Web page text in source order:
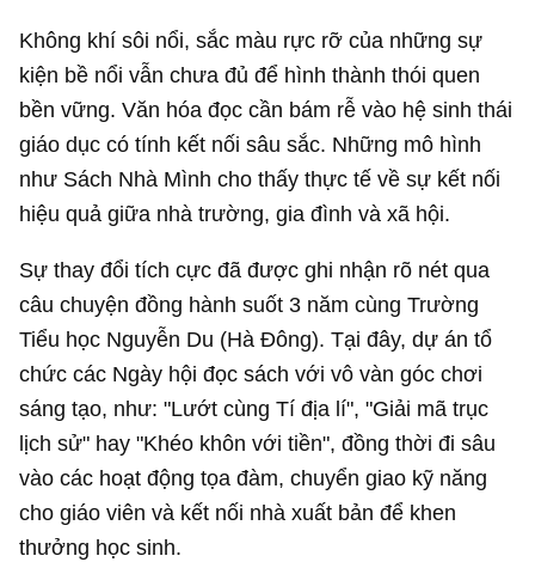
Không khí sôi nổi, sắc màu rực rỡ của những sự
kiện bề nổi vẫn chưa đủ để hình thành thói quen
bền vững. Văn hóa đọc cần bám rễ vào hệ sinh thái
giáo dục có tính kết nối sâu sắc. Những mô hình
như Sách Nhà Mình cho thấy thực tế về sự kết nối
hiệu quả giữa nhà trường, gia đình và xã hội.
Sự thay đổi tích cực đã được ghi nhận rõ nét qua
câu chuyện đồng hành suốt 3 năm cùng Trường
Tiểu học Nguyễn Du (Hà Đông). Tại đây, dự án tổ
chức các Ngày hội đọc sách với vô vàn góc chơi
sáng tạo, như: "Lướt cùng Tí địa lí", "Giải mã trục
lịch sử" hay "Khéo khôn với tiền", đồng thời đi sâu
vào các hoạt động tọa đàm, chuyển giao kỹ năng
cho giáo viên và kết nối nhà xuất bản để khen
thưởng học sinh.